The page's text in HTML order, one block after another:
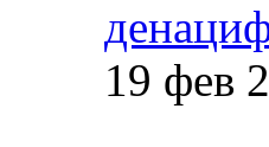
19 фев